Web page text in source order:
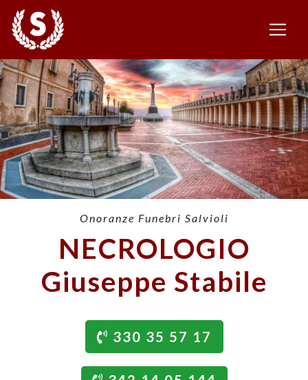
Onoranze Funebri Salvioli
NECROLOGIO
Giuseppe Stabile
330 35 57 17